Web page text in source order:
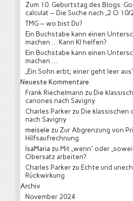
Zum 10. Geburtstag des Blogs:
calculat – Die Suche nach „2 O 10/
TMG – wo bist Du?
Ein Buchstabe kann einen
machen … Kann KI helfen?
Ein Buchstabe kann einen
machen …
„Ein Sohn erbt, einer geht leer aus“
Neueste Kommentare
Frank Riechelmann zu Die
canones nach Savigny
Charles Parker zu Die klassischen
nach Savigny
meisele zu Zur Abgrenzung von
Hilfsaufrechnung
IsaMaria zu Mit „wenn“ oder
Obersatz arbeiten?
Charles Parker zu Echte und
Rückwirkung
Archiv
November 2024